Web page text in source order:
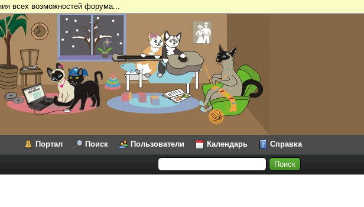
всех возможностей форума...
Портал Поиск Пользователи Календарь Справка